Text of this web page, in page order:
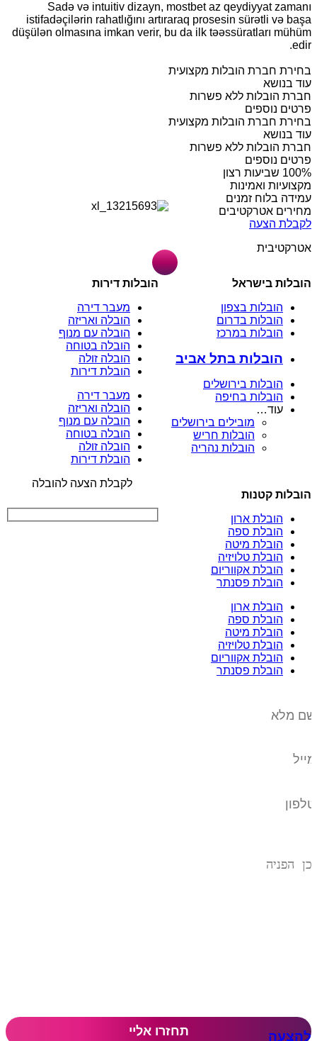
Sadə və intuitiv dizayn, mostbet az qeydiyyat zamanı
istifadəçilərin rahatlığını artıraraq prosesin sürətli və başa
düşülən olmasına imkan verir, bu da ilk təəssüratları mühüm
edir.
בחירת חברת הובלות מקצועית
עוד בנושא
חברת הובלות ללא פשרות
פרטים נוספים
בחירת חברת הובלות מקצועית
עוד בנושא
חברת הובלות ללא פשרות
פרטים נוספים
מקצועיות ואמינות
עמידה בלוח זמנים
מחירים אטרקטיבים
לקבלת הצעה
אטרקטיבית
הובלות בישראל
הובלות בצפון
הובלות בדרום
הובלות במרכז
הובלות בתל אביב
הובלות בירושלים
הובלות בחיפה
עוד…
מובילים בירושלים
הובלות חריש
הובלות נהריה
הובלות דירות
מעבר דירה
הובלה ואריזה
הובלה עם מנוף
הובלה בטוחה
הובלה זולה
הובלת דירות
מעבר דירה
הובלה ואריזה
הובלה עם מנוף
הובלה בטוחה
הובלה זולה
הובלת דירות
הובלות קטנות
הובלת ארון
הובלת ספה
הובלת מיטה
הובלת טלויזיה
הובלת אקווריום
הובלת פסנתר
הובלת ארון
הובלת ספה
הובלת מיטה
הובלת טלויזיה
הובלת אקווריום
הובלת פסנתר
לקבלת הצעה להובלה
להצעה